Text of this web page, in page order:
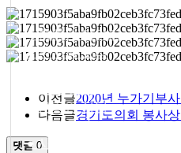
● 참의원 이야기
● 환우의 소리
● 온라인 상담
● 자필후기
● 사회복지실
이전글2020년 누가기부
다음글경기도의회 봉사
댓글 0